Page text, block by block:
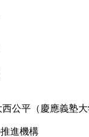
公平（慶應義塾大
進機構